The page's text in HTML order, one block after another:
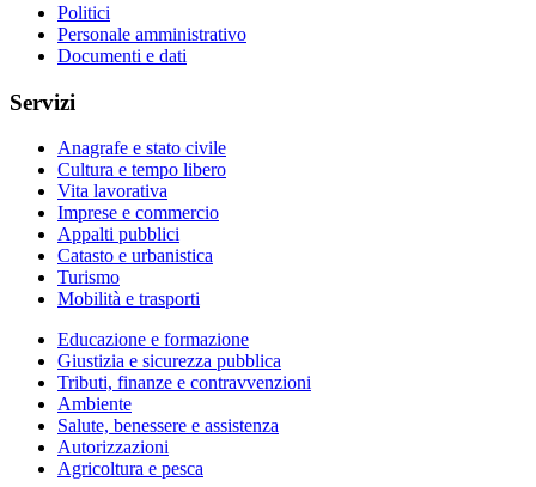
Politici
Personale amministrativo
Documenti e dati
Servizi
Anagrafe e stato civile
Cultura e tempo libero
Vita lavorativa
Imprese e commercio
Appalti pubblici
Catasto e urbanistica
Turismo
Mobilità e trasporti
Educazione e formazione
Giustizia e sicurezza pubblica
Tributi, finanze e contravvenzioni
Ambiente
Salute, benessere e assistenza
Autorizzazioni
Agricoltura e pesca